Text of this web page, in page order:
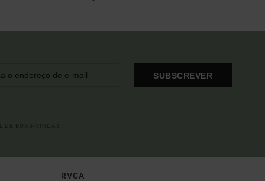
SUBSCREVER
RVCA